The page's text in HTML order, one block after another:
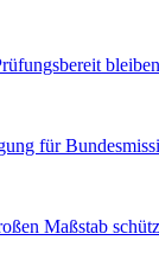
für
Maßstab